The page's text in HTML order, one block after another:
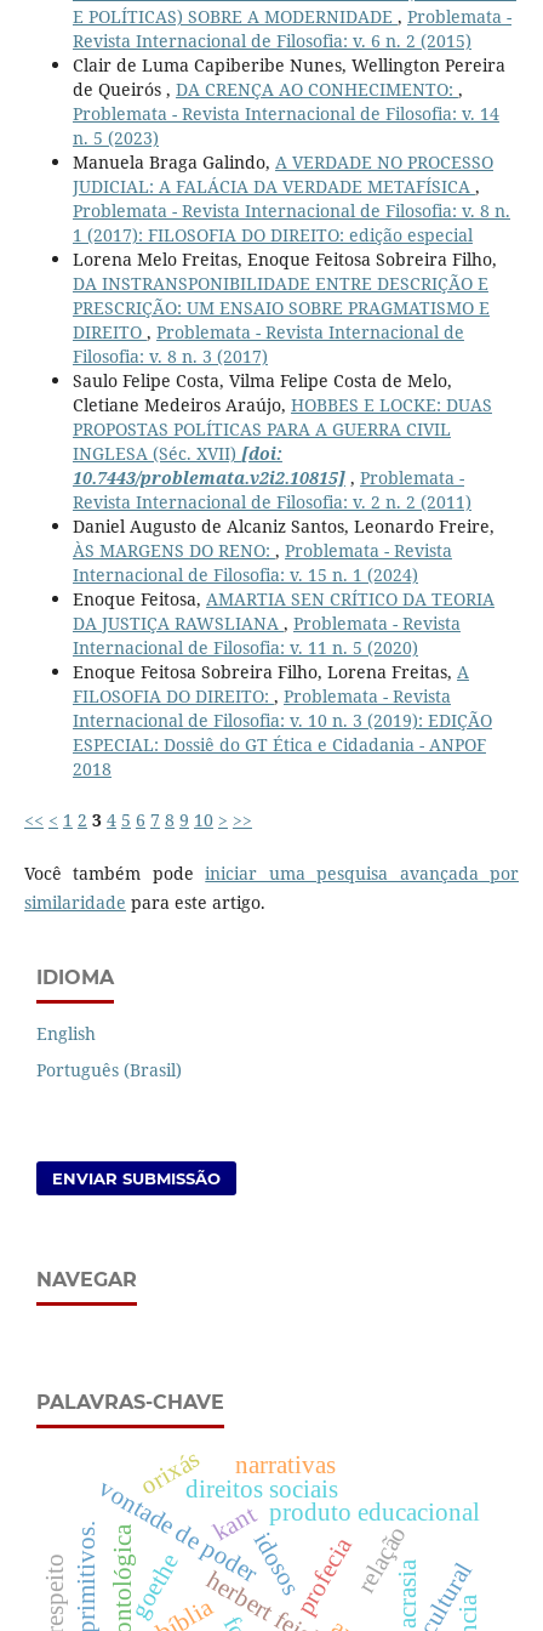
E POLÍTICAS) SOBRE A MODERNIDADE , Problemata -
Revista Internacional de Filosofia: v. 6 n. 2 (2015)
Clair de Luma Capiberibe Nunes, Wellington Pereira
de Queirós , DA CRENÇA AO CONHECIMENTO: ,
Problemata - Revista Internacional de Filosofia: v. 14
n. 5 (2023)
Manuela Braga Galindo, A VERDADE NO PROCESSO
JUDICIAL: A FALÁCIA DA VERDADE METAFÍSICA ,
Problemata - Revista Internacional de Filosofia: v. 8 n.
1 (2017): FILOSOFIA DO DIREITO: edição especial
Lorena Melo Freitas, Enoque Feitosa Sobreira Filho,
DA INSTRANSPONIBILIDADE ENTRE DESCRIÇÃO E
PRESCRIÇÃO: UM ENSAIO SOBRE PRAGMATISMO E
DIREITO , Problemata - Revista Internacional de
Filosofia: v. 8 n. 3 (2017)
Saulo Felipe Costa, Vilma Felipe Costa de Melo,
Cletiane Medeiros Araújo, HOBBES E LOCKE: DUAS
PROPOSTAS POLÍTICAS PARA A GUERRA CIVIL
INGLESA (Séc. XVII) [doi:
10.7443/problemata.v2i2.10815], Problemata -
Revista Internacional de Filosofia: v. 2 n. 2 (2011)
Daniel Augusto de Alcaniz Santos, Leonardo Freire,
ÀS MARGENS DO RENO: , Problemata - Revista
Internacional de Filosofia: v. 15 n. 1 (2024)
Enoque Feitosa, AMARTIA SEN CRÍTICO DA TEORIA
DA JUSTIÇA RAWSLIANA , Problemata - Revista
Internacional de Filosofia: v. 11 n. 5 (2020)
Enoque Feitosa Sobreira Filho, Lorena Freitas, A
FILOSOFIA DO DIREITO: , Problemata - Revista
Internacional de Filosofia: v. 10 n. 3 (2019): EDIÇÃO
ESPECIAL: Dossiê do GT Ética e Cidadania - ANPOF
2018
<< < 1 2 3 4 5 6 7 8 9 10 > >>
Você também podeiniciar uma pesquisa avançada por
similaridade para este artigo.
IDIOMA
English
Português (Brasil)
ENVIAR SUBMISSÃO
NAVEGAR
PALAVRAS-CHAVE
kant
herbert feigl
bíblia
profecia
produto educacional
relação
vontade de poder
acrasia
idosos
direitos sociais
goethe
orixás narrativas